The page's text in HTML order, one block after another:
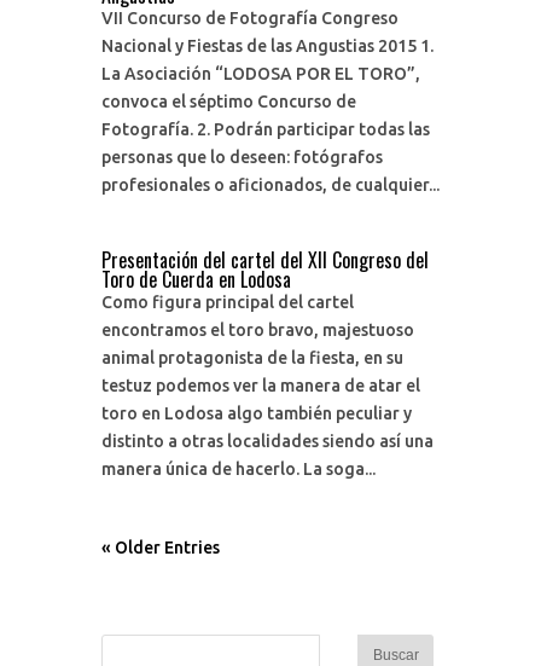
VII Concurso de Fotografía Congreso
Nacional y Fiestas de las Angustias 2015 1.
La Asociación “LODOSA POR EL TORO”,
convoca el séptimo Concurso de
Fotografía. 2. Podrán participar todas las
personas que lo deseen: fotógrafos
profesionales o aficionados, de cualquier...
Presentación del cartel del XII Congreso del
Toro de Cuerda en Lodosa
Como figura principal del cartel
encontramos el toro bravo, majestuoso
animal protagonista de la fiesta, en su
testuz podemos ver la manera de atar el
toro en Lodosa algo también peculiar y
distinto a otras localidades siendo así una
manera única de hacerlo. La soga...
« Older Entries